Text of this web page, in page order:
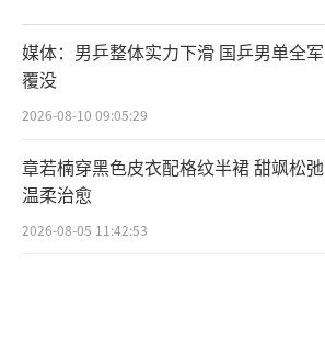
媒体：男乒整体实力下滑 国乒男单全军
覆没
2026-08-10 09:05:29
章若楠穿黑色皮衣配格纹半裙 甜飒松弛
温柔治愈
2026-08-05 11:42:53